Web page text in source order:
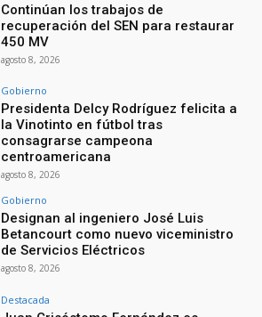
Continúan los trabajos de
recuperación del SEN para restaurar
450 MV
agosto 8, 2026
Gobierno
Presidenta Delcy Rodríguez felicita a
la Vinotinto en fútbol tras
consagrarse campeona
centroamericana
agosto 8, 2026
Gobierno
Designan al ingeniero José Luis
Betancourt como nuevo viceministro
de Servicios Eléctricos
agosto 8, 2026
Destacada